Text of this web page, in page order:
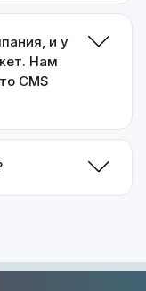
и у
Нам
CMS